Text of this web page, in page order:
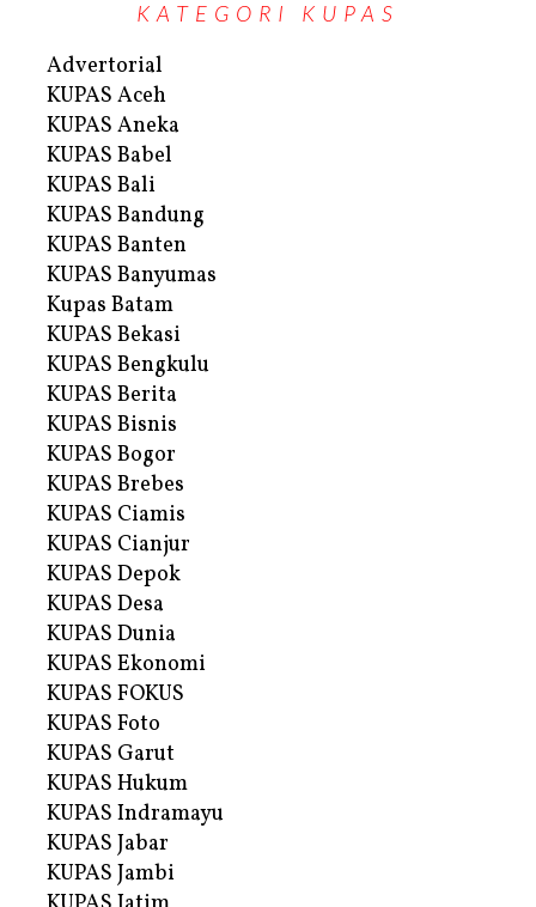
KATEGORI KUPAS
Advertorial
KUPAS Aceh
KUPAS Aneka
KUPAS Babel
KUPAS Bali
KUPAS Bandung
KUPAS Banten
KUPAS Banyumas
Kupas Batam
KUPAS Bekasi
KUPAS Bengkulu
KUPAS Berita
KUPAS Bisnis
KUPAS Bogor
KUPAS Brebes
KUPAS Ciamis
KUPAS Cianjur
KUPAS Depok
KUPAS Desa
KUPAS Dunia
KUPAS Ekonomi
KUPAS FOKUS
KUPAS Foto
KUPAS Garut
KUPAS Hukum
KUPAS Indramayu
KUPAS Jabar
KUPAS Jambi